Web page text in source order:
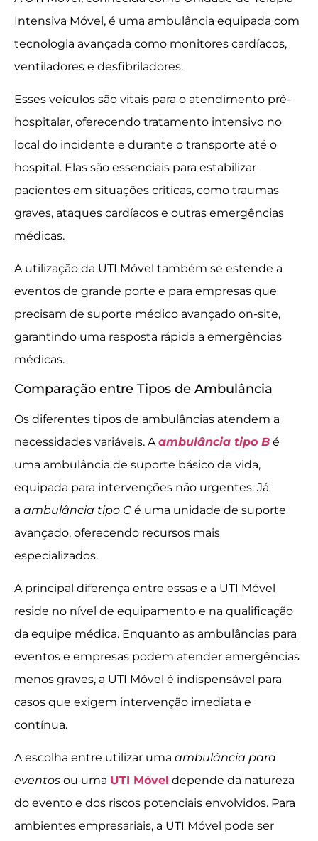
Intensiva Móvel, é uma ambulância equipada com
tecnologia avançada como monitores cardíacos,
ventiladores e desfibriladores.
Esses veículos são vitais para o atendimento pré-
hospitalar, oferecendo tratamento intensivo no
local do incidente e durante o transporte até o
hospital. Elas são essenciais para estabilizar
pacientes em situações críticas, como traumas
graves, ataques cardíacos e outras emergências
médicas.
A utilização da UTI Móvel também se estende a
eventos de grande porte e para empresas que
precisam de suporte médico avançado on-site,
garantindo uma resposta rápida a emergências
médicas.
Comparação entre Tipos de Ambulância
Os diferentes tipos de ambulâncias atendem a
necessidades variáveis. A ambulância tipo B é
uma ambulância de suporte básico de vida,
equipada para intervenções não urgentes. Já
a ambulância tipo C é uma unidade de suporte
avançado, oferecendo recursos mais
especializados.
A principal diferença entre essas e a UTI Móvel
reside no nível de equipamento e na qualificação
da equipe médica. Enquanto as ambulâncias para
eventos e empresas podem atender emergências
menos graves, a UTI Móvel é indispensável para
casos que exigem intervenção imediata e
contínua.
A escolha entre utilizar uma ambulância para
eventos ou uma UTI Móvel depende da natureza
do evento e dos riscos potenciais envolvidos. Para
ambientes empresariais, a UTI Móvel pode ser